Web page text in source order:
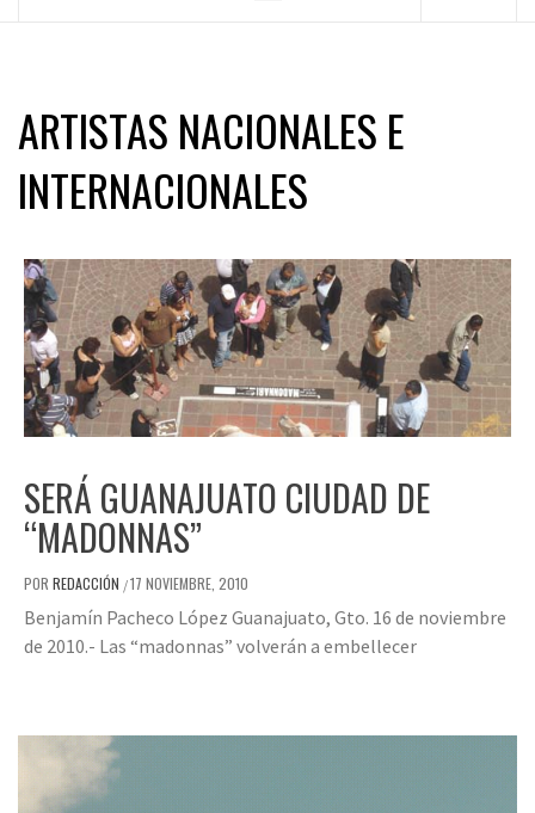
ARTISTAS NACIONALES E
INTERNACIONALES
SERÁ GUANAJUATO CIUDAD DE
“MADONNAS”
POR REDACCIÓN /17 NOVIEMBRE, 2010
Benjamín Pacheco López Guanajuato, Gto. 16 de noviembre
de 2010.- Las “madonnas” volverán a embellecer